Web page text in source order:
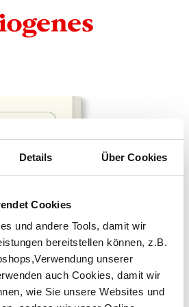
Details Über Cookies
Cookies
und andere Tools, damit wir
bereitstellen können, z.B.
unserer
auch Cookies, damit wir
wie Sie unsere Websites und